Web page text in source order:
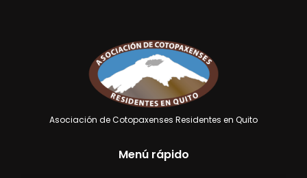
Asociación de Cotopaxenses Residentes en Quito
Menú rápido